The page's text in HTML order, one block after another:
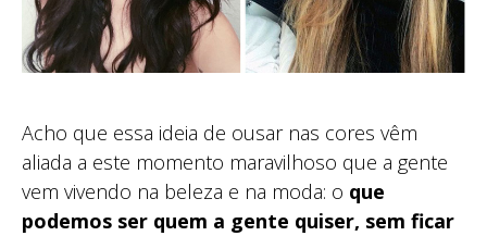
Acho que essa ideia de ousar nas cores vêm
aliada a este momento maravilhoso que a gente
vem vivendo na beleza e na moda: o que
podemos ser quem a gente quiser, sem ficar